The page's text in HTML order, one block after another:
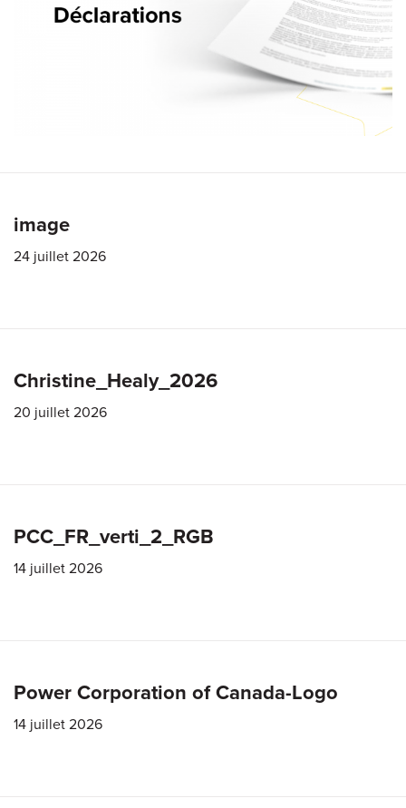
image
24 juillet 2026
Christine_Healy_2026
20 juillet 2026
PCC_FR_verti_2_RGB
14 juillet 2026
Power Corporation of Canada-Logo
14 juillet 2026